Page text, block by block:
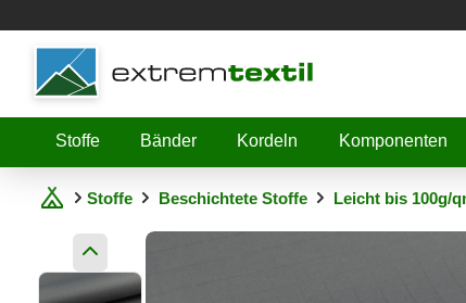
Shopware
Stoffe
Bänder Kordeln Komponenten
Stoffe Beschichtete Stoffe Leicht bis 100g/